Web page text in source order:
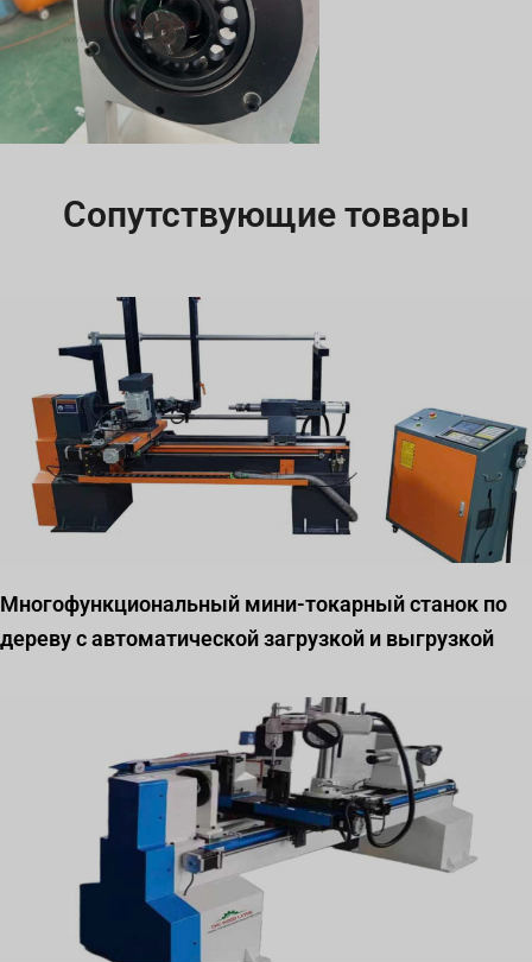
Сопутствующие товары
Многофункциональный мини-токарный станок по
дереву с автоматической загрузкой и выгрузкой